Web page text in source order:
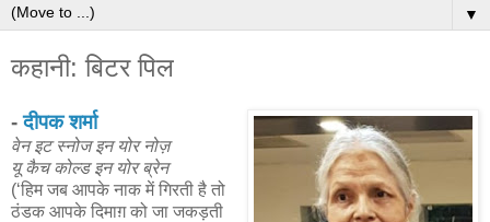
▼
कहानी: बिटर पिल
-दीपक शर्मा
वेन इट स्नोज इन योर नोज़
यू कैच कोल्ड इन योर ब्रेन
(‘हिम जब आपके नाक में गिरती है तो
ठंडक आपके दिमाग़ को जा जकड़ती